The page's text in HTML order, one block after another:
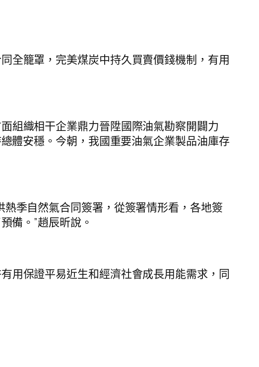
全籠罩，完美煤炭中持久買賣價錢機制，有用
組織相干企業鼎力晉陞國際油氣勘察開闢力
體安穩。今朝，我國重要油氣企業製品油庫存
熱季自然氣合同簽署，從簽署情形看，各地簽
備。”趙辰昕說。
用保證平易近生和經濟社會成長用能需求，同